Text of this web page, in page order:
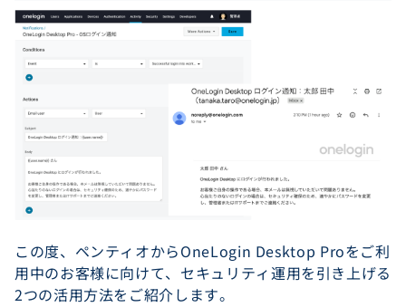
この度、ペンティオからOneLogin Desktop Proをご利
用中のお客様に向けて、セキュリティ運用を引き上げる
2つの活用方法をご紹介します。